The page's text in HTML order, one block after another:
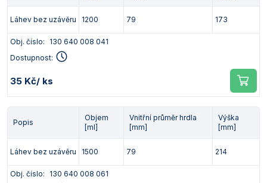
Láhev bez uzávěru 1200 79 173
Obj. číslo:
130 640 008 041
Dostupnost:
35 Kč/ ks
Popis
Objem
[ml]
Vnitřní průměr hrdla
[mm]
Výška
[mm]
Láhev bez uzávěru 1500 79 214
Obj. číslo:
130 640 008 061